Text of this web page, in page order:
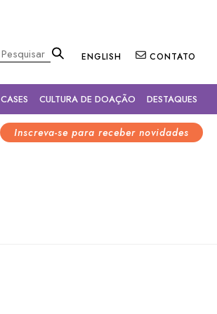
ENGLISH CONTATO
CASES CULTURA DE DOAÇÃO DESTAQUES
Inscreva-se para receber novidades